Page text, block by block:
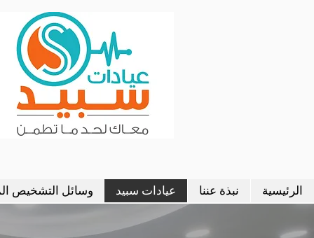
الموجات الصوتية على القلب
الرئيسية نبذة عننا عيادات سبيد وسائل التشخيص